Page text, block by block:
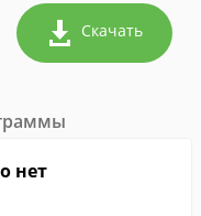
Скачать
нет